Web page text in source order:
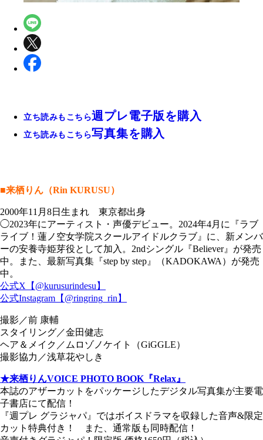
立ち読みもこちら週プレ電子版を購入
立ち読みもこちら写真集を購入
■来栖りん（Rin KURUSU）
2000年11月8日生まれ 東京都出身
◯2023年にアーティスト・声優デビュー。2024年4月に『ラブ
ライブ！蓮ノ空女学院スクールアイドルクラブ』に、新メンバ
ーの安養寺姫芽役として加入。2ndシングル『Believer』が発売
中。また、最新写真集『step by step』（KADOKAWA）が発売
中。
公式X【@kurusurindesu】
公式Instagram【@ringring_rin】
撮影／前 康輔
スタイリング／金田健志
ヘア＆メイク／ムロゾノケイト（GiGGLE）
撮影協力／浅草花やしき
★来栖りんVOICE PHOTO BOOK『Relax』
本誌のアザーカットをパッケージしたデジタル写真集が主要電
子書店にて配信！
『週プレ グラジャパ』ではボイスドラマを収録した音声&限定
カット特典付き！ また、通常版も同時配信！